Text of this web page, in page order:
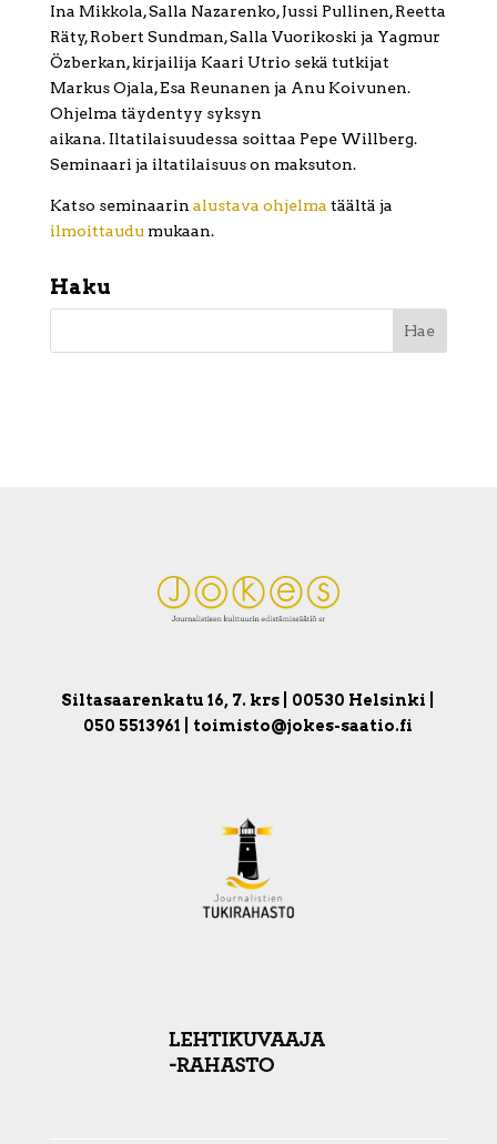
Ina Mikkola, Salla Nazarenko, Jussi Pullinen, Reetta
Räty, Robert Sundman, Salla Vuorikoski ja Yagmur
Özberkan, kirjailija Kaari Utrio sekä tutkijat
Markus Ojala, Esa Reunanen ja Anu Koivunen.
Ohjelma täydentyy syksyn
aikana. Iltatilaisuudessa soittaa Pepe Willberg.
Seminaari ja iltatilaisuus on maksuton.
Katso seminaarin alustava ohjelma täältä ja
ilmoittaudu mukaan.
Haku
Siltasaarenkatu 16, 7. krs | 00530 Helsinki |
050 5513961 | toimisto@jokes-saatio.fi